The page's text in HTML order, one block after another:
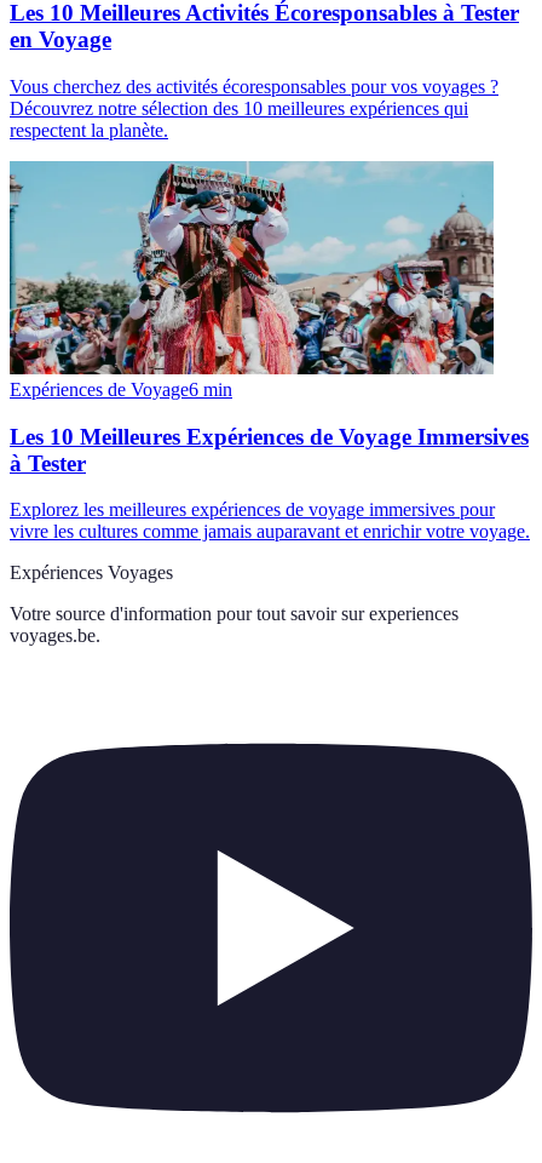
Les 10 Meilleures Activités Écoresponsables à Tester
en Voyage
Vous cherchez des activités écoresponsables pour vos voyages ?
Découvrez notre sélection des 10 meilleures expériences qui
respectent la planète.
Expériences de Voyage6 min
Les 10 Meilleures Expériences de Voyage Immersives
à Tester
Explorez les meilleures expériences de voyage immersives pour
vivre les cultures comme jamais auparavant et enrichir votre voyage.
Expériences Voyages
Votre source d'information pour tout savoir sur experiences
voyages.be.